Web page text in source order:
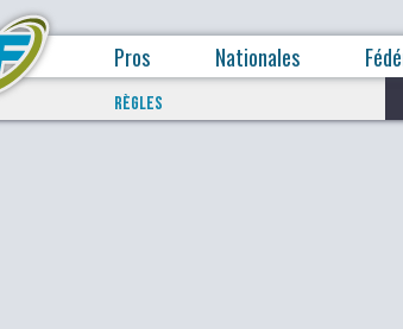
Pros Nationales
RÈGLES